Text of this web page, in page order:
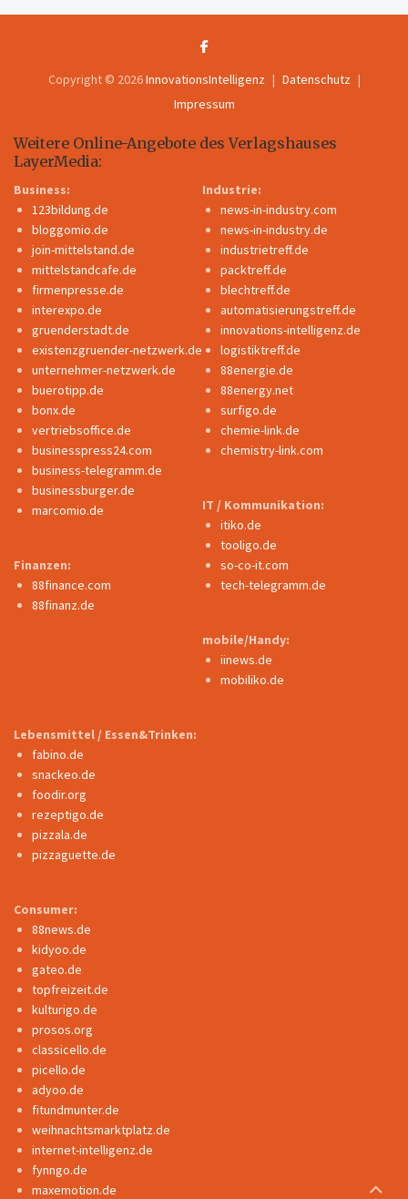
Copyright © 2026InnovationsIntelligenz
Datenschutz
Impressum
Weitere Online-Angebote des Verlagshauses
LayerMedia:
Business:
123bildung.de
bloggomio.de
join-mittelstand.de
mittelstandcafe.de
firmenpresse.de
interexpo.de
gruenderstadt.de
existenzgruender-netzwerk.de
unternehmer-netzwerk.de
buerotipp.de
bonx.de
vertriebsoffice.de
businesspress24.com
business-telegramm.de
businessburger.de
marcomio.de
Finanzen:
88finance.com
88finanz.de
Industrie:
news-in-industry.com
news-in-industry.de
industrietreff.de
packtreff.de
blechtreff.de
automatisierungstreff.de
innovations-intelligenz.de
logistiktreff.de
88energie.de
88energy.net
surfigo.de
chemie-link.de
chemistry-link.com
IT / Kommunikation:
itiko.de
tooligo.de
so-co-it.com
tech-telegramm.de
mobile/Handy:
iinews.de
mobiliko.de
Lebensmittel / Essen&Trinken:
fabino.de
snackeo.de
foodir.org
rezeptigo.de
pizzala.de
pizzaguette.de
Consumer:
88news.de
kidyoo.de
gateo.de
topfreizeit.de
kulturigo.de
prosos.org
classicello.de
picello.de
adyoo.de
fitundmunter.de
weihnachtsmarktplatz.de
internet-intelligenz.de
fynngo.de
maxemotion.de